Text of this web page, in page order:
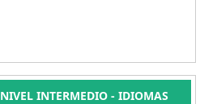
INTERMEDIO - IDIOMAS